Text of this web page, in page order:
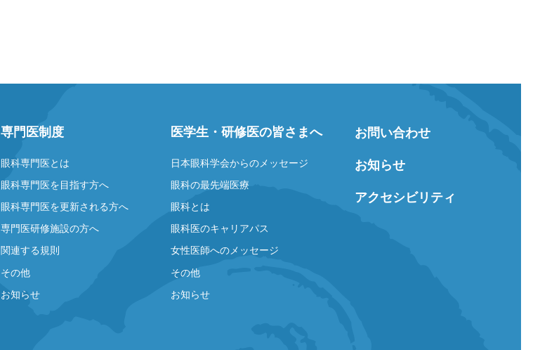
専門医制度
眼科専門医とは
眼科専門医を目指す方へ
眼科専門医を更新される方へ
専門医研修施設の方へ
関連する規則
その他
お知らせ
医学生・研修医の皆さまへ
日本眼科学会からのメッセージ
眼科の最先端医療
眼科とは
眼科医のキャリアパス
女性医師へのメッセージ
その他
お知らせ
お問い合わせ
お知らせ
アクセシビリティ